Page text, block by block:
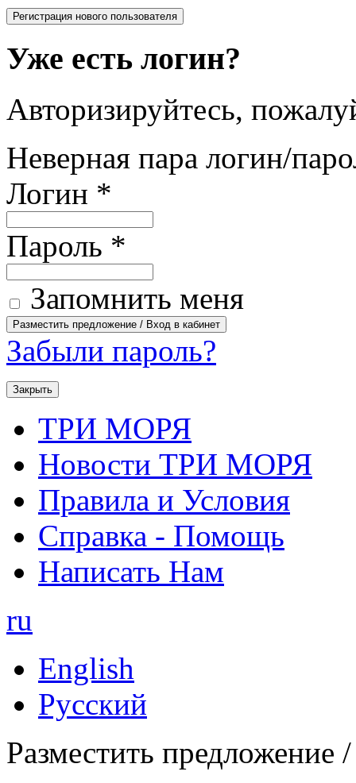
Уже есть логин?
Авторизируйтесь,
Неверная пара логин/
Логин *
Пароль *
Запомнить меня
Забыли пароль?
Закрыть
ТРИ МОРЯ
Новости ТРИ МОРЯ
Правила и Условия
Справка - Помощь
Написать Нам
ru
English
Русский
Разместить предложение